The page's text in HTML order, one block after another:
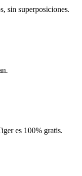
sin superposiciones.
es 100% gratis.